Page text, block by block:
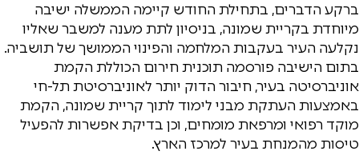
ברקע הדברים, בתחילת החודש קיימה הממשלה ישיבה
מיוחדת בקריית שמונה, בניסיון לתת מענה למשבר שאליו
נקלעה העיר בעקבות המלחמה והפינוי הממושך של תושביה.
בתום הישיבה פורסמה תוכנית חירום הכוללת הקמת
אוניברסיטה בעיר, חיבור הדוק יותר לאוניברסיטת תל-חי
באמצעות העתקת מבני לימוד לתוך קריית שמונה, הקמת
מוקד רפואי ומרפאת מומחים, וכן בדיקת אפשרות להפעיל
טיסות מהמנחת בעיר למרכז הארץ.